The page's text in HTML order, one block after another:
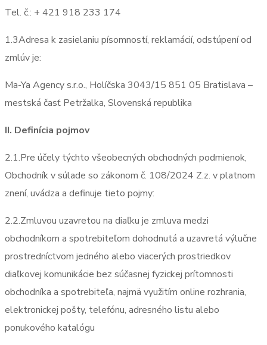
Tel. č.: + 421 918 233 174
1.3Adresa k zasielaniu písomností, reklamácií, odstúpení od
zmlúv je:
Ma-Ya Agency s.r.o., Holíčska 3043/15 851 05 Bratislava –
mestská časť Petržalka, Slovenská republika
II. Definícia pojmov
2.1.Pre účely týchto všeobecných obchodných podmienok,
Obchodník v súlade so zákonom č. 108/2024 Z.z. v platnom
znení, uvádza a definuje tieto pojmy:
2.2.Zmluvou uzavretou na diaľku je zmluva medzi
obchodníkom a spotrebiteľom dohodnutá a uzavretá výlučne
prostredníctvom jedného alebo viacerých prostriedkov
diaľkovej komunikácie bez súčasnej fyzickej prítomnosti
obchodníka a spotrebiteľa, najmä využitím online rozhrania,
elektronickej pošty, telefónu, adresného listu alebo
ponukového katalógu